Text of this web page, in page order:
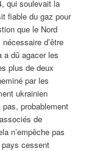
qui soulevait la
fiable du gaz pour
que le Nord
d’être
a dû agacer les
plus de deux
par les
ukrainien
probablement
de
n’empêche pas
pays cessent